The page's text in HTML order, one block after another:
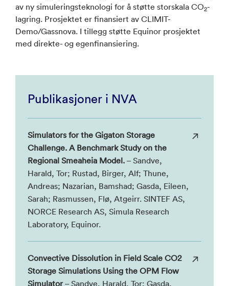
av ny simuleringsteknologi for å støtte storskala CO2-
lagring. Prosjektet er finansiert av CLIMIT-
Demo/Gassnova. I tillegg støtte Equinor prosjektet
med direkte- og egenfinansiering.
Publikasjoner i NVA
Simulators for the Gigaton Storage
Challenge. A Benchmark Study on the
Regional Smeaheia Model. – Sandve,
Harald, Tor; Rustad, Birger, Alf; Thune,
Andreas; Nazarian, Bamshad; Gasda, Eileen,
Sarah; Rasmussen, Flø, Atgeirr. SINTEF AS,
NORCE Research AS, Simula Research
Laboratory, Equinor.
Convective Dissolution in Field Scale CO2
Storage Simulations Using the OPM Flow
Simulator– Sandve, Harald, Tor; Gasda,